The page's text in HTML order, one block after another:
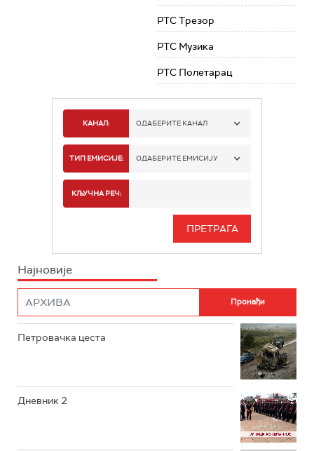
РТС Трезор
РТС Музика
РТС Полетарац
КАНАЛ: ОДАБЕРИТЕ КАНАЛ
РТС 1
РТС 3
ТИП ЕМИСИЈЕ: ОДАБЕРИТЕ ЕМИСИЈУ
ИНФО
КЉУЧНА РЕЧ:
Најновије
Петровачка цеста
Дневник 2